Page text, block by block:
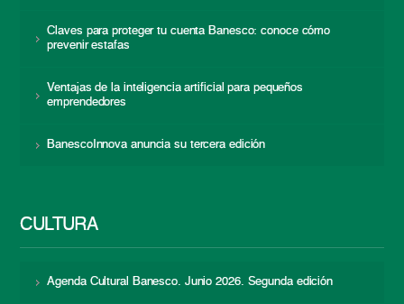
Claves para proteger tu cuenta Banesco: conoce cómo
prevenir estafas
Ventajas de la inteligencia artificial para pequeños
emprendedores
BanescoInnova anuncia su tercera edición
CULTURA
Agenda Cultural Banesco. Junio 2026. Segunda edición